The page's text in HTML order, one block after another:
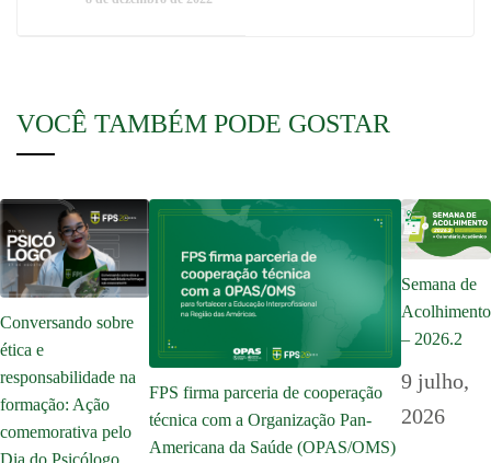
VOCÊ TAMBÉM PODE GOSTAR
Conversando sobre
ética e
responsabilidade na
formação: Ação
comemorativa pelo
FPS firma parceria de cooperação
técnica com a Organização Pan-
Americana da Saúde (OPAS/OMS)
Semana de
Acolhimento
– 2026.2
9 julho,
2026